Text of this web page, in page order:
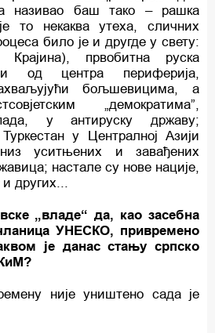
називао баш тако – рашка
то некаква утеха, сличних
било је и другде у свету:
Крајина), првобитна руска
од центра периферија,
бољшевицима, а
„демократима”,
у антируску државу;
у Централној Азији
уситњених и завађених
настале су нове нације,
других...
„владе“ да, као засебна
УНЕСКО, привремено
је данас стању српско
није уништено сада је